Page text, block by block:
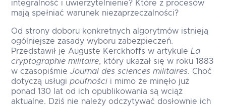
integralność i uwierzytelnienie? Które z procesów
mają spełniać warunek niezaprzeczalności?
Od strony doboru konkretnych algorytmów istnieją
ogólniejsze zasady wyboru zabezpieczeń.
Przedstawił je Auguste Kerckhoffs w artykuleLa
cryptographie militaire, który ukazał się w roku 1883
w czasopiśmieJournal des sciences militaires. Choć
dotyczą usługipoufności i mimo że minęło już
ponad 130 lat od ich opublikowania są wciąż
aktualne. Dziś nie należy odczytywać dosłownie ich